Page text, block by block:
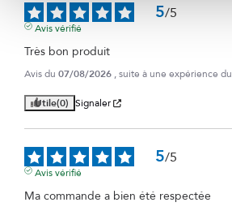
5/5
Avis vérifié
Très bon produit
Avis du 07/08/2026 , suite à une expérience du
Utile(0) Signaler
5/5
Avis vérifié
Ma commande a bien été respectée